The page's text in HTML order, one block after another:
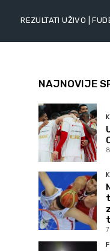
REZULTATI UŽIVO |
NAJNOVIJE